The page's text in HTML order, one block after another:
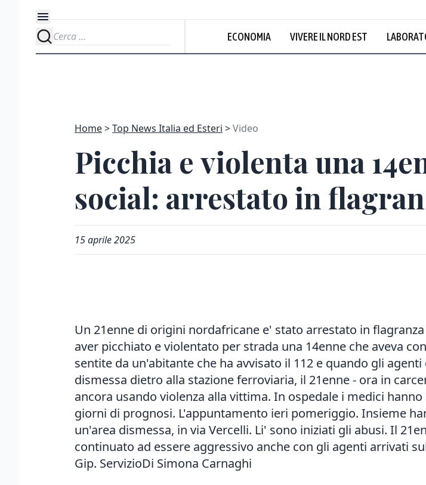
ECONOMIA VIVERE IL NORD EST
Home Top News Italia ed Esteri Video
Picchia e violenta una
social: arrestato in
15 aprile 2025
Un 21enne di origini nordafricane e' stato arrestato in
aver picchiato e violentato per strada una 14enne che aveva
sentite da un'abitante che ha avvisato il 112 e quando gli
dismessa dietro alla stazione ferroviaria, il 21enne - ora in
ancora usando violenza alla vittima. In ospedale i medici
giorni di prognosi. L'appuntamento ieri pomeriggio. Insieme
un'area dismessa, in via Vercelli. Li' sono iniziati gli abusi. Il
continuato ad essere aggressivo anche con gli agenti arrivati
Gip. ServizioDi Simona Carnaghi